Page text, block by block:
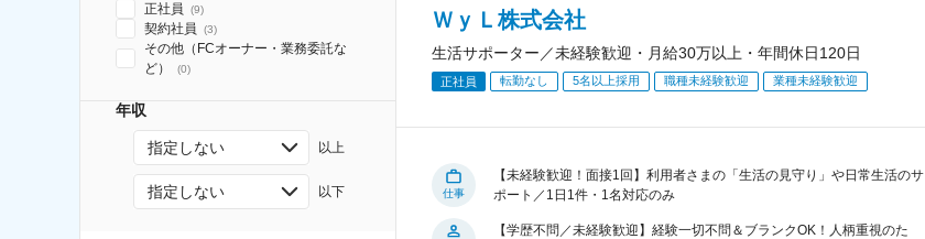
正社員 (9)
契約社員 (3)
その他（FCオーナー・業務委託な
ど）
(0)
年収
指定しない 以上
指定しない 以下
ＷｙＬ株式会社
生活サポーター／未経験歓迎・月給30万以上・年間休日120日
正社員 転勤なし 5名以上採用 職種未経験歓迎 業種未経験歓迎
仕事
【未経験歓迎！面接1回】利用者さまの「生活の見守り」や日常生活のサ
ポート／1日1件・1名対応のみ
【学歴不問／未経験歓迎】経験一切不問＆ブランクOK！人柄重視のた